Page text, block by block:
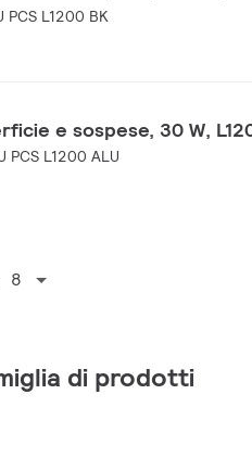
PCS L1200 BK
e sospese, 30 W,
PCS L1200 ALU
8
di prodotti